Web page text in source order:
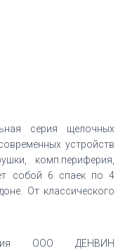
серия щелочных
устройств
комп.периферия,
собой 6 спаек по 4
От классического
ООО ДЕНВИН